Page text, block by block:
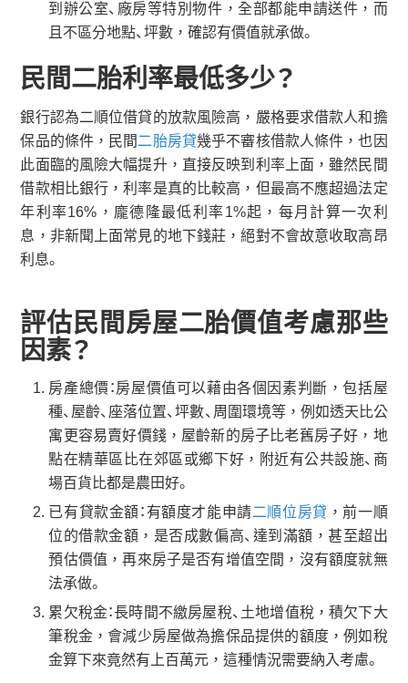
到辦公室、廠房等特別物件，全部都能申請送件，而
且不區分地點、坪數，確認有價值就承做。
民間二胎利率最低多少？
銀行認為二順位借貸的放款風險高，嚴格要求借款人和擔
保品的條件，民間二胎房貸幾乎不審核借款人條件，也因
此面臨的風險大幅提升，直接反映到利率上面，雖然民間
借款相比銀行，利率是真的比較高，但最高不應超過法定
年利率16%，龐德隆最低利率1%起，每月計算一次利
息，非新聞上面常見的地下錢莊，絕對不會故意收取高昂
利息。
評估民間房屋二胎價值考慮那些
因素？
房產總價：房屋價值可以藉由各個因素判斷，包括屋
種、屋齡、座落位置、坪數、周圍環境等，例如透天比公
寓更容易賣好價錢，屋齡新的房子比老舊房子好，地
點在精華區比在郊區或鄉下好，附近有公共設施、商
場百貨比都是農田好。
已有貸款金額：有額度才能申請二順位房貸 ，前一順
位的借款金額，是否成數偏高、達到滿額，甚至超出
預估價值，再來房子是否有增值空間，沒有額度就無
法承做。
累欠稅金：長時間不繳房屋稅、土地增值稅，積欠下大
筆稅金，會減少房屋做為擔保品提供的額度，例如稅
金算下來竟然有上百萬元，這種情況需要納入考慮。